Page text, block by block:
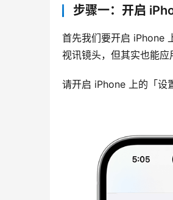
步骤一：开启
首先我们要开启 iPhone
视讯镜头，但其实也能应
请开启 iPhone 上的「设